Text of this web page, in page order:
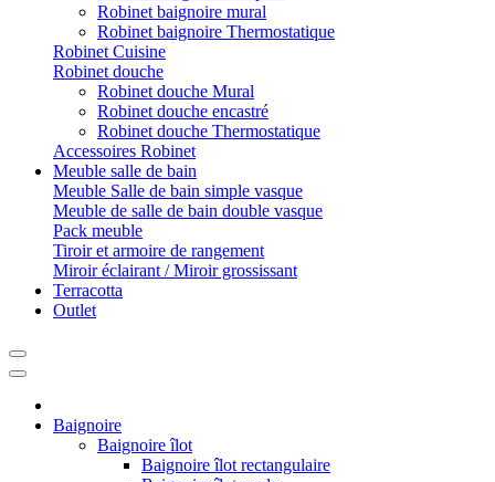
Robinet baignoire mural
Robinet baignoire Thermostatique
Robinet Cuisine
Robinet douche
Robinet douche Mural
Robinet douche encastré
Robinet douche Thermostatique
Accessoires Robinet
Meuble salle de bain
Meuble Salle de bain simple vasque
Meuble de salle de bain double vasque
Pack meuble
Tiroir et armoire de rangement
Miroir éclairant / Miroir grossissant
Terracotta
Outlet
Baignoire
Baignoire îlot
Baignoire îlot rectangulaire